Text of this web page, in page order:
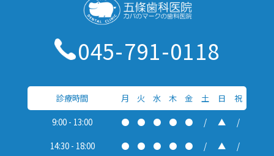
045-791-0118
診療時間 月 火 水 木 金 土 日 祝
9:00 - 13:00 ● ● ● ● ● / ▲ /
14:30 - 18:00 ● ● ● ● ● / ▲ /